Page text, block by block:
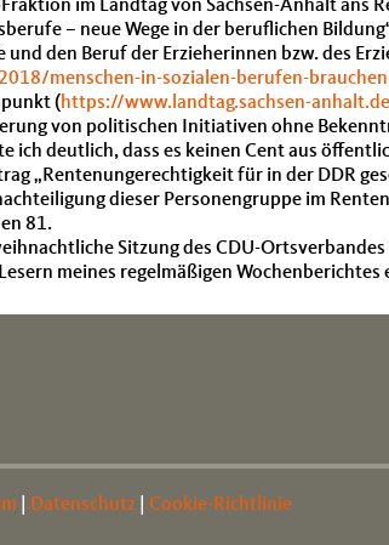
im Landtag von Sachsen-Anhalt
– neue Wege in der beruflichen
den Beruf der Erzieherinnen bzw. des
menschen-in-sozialen-berufen-
(https://www.landtag.sachsen-
von politischen Initiativen ohne
ich deutlich, dass es keinen Cent aus
„Rentenungerechtigkeit für in der DDR
dieser Personengruppe im
81.
Sitzung des CDU-
meines regelmäßigen
Datenschutz Cookie-Richtlinie